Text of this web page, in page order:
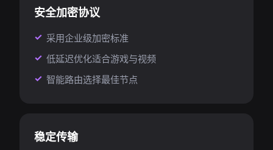
安全加密协议
采用企业级加密标准
低延迟优化适合游戏与视频
智能路由选择最佳节点
稳定传输